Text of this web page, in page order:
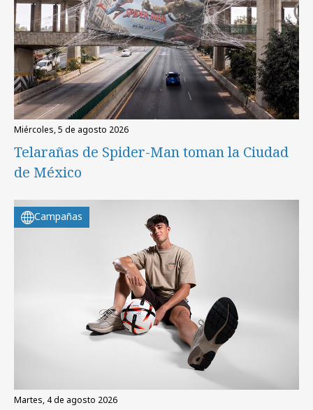
miércoles, 5 de agosto 2026
Telarañas de Spider-Man toman la Ciudad
de México
Campañas
martes, 4 de agosto 2026